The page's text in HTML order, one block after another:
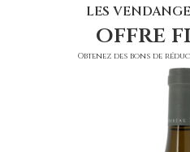
LES
offre
Obtenez des bons de